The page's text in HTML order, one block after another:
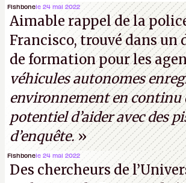
garantir une sécurité
parties distantes. Vous ne
normal, ça fait toujours ça avec le
(Crédit photo : China Telecom)
Fishbonele 24 mai 2022
Aimable rappel de la
Francisco, trouvé dans un
de formation pour les
véhicules autonomes
environnement en continu
potentiel d’aider avec des
d’enquête.»
Fishbonele 24 mai 2022
Des chercheurs de